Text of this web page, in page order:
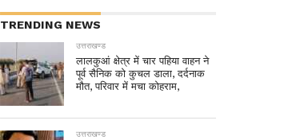
TRENDING NEWS
उत्तराखण्ड
लालकुआं क्षेत्र में चार पहिया वाहन ने
पूर्व सैनिक को कुचल डाला, दर्दनाक
मौत, परिवार में मचा कोहराम,
उत्तराखण्ड